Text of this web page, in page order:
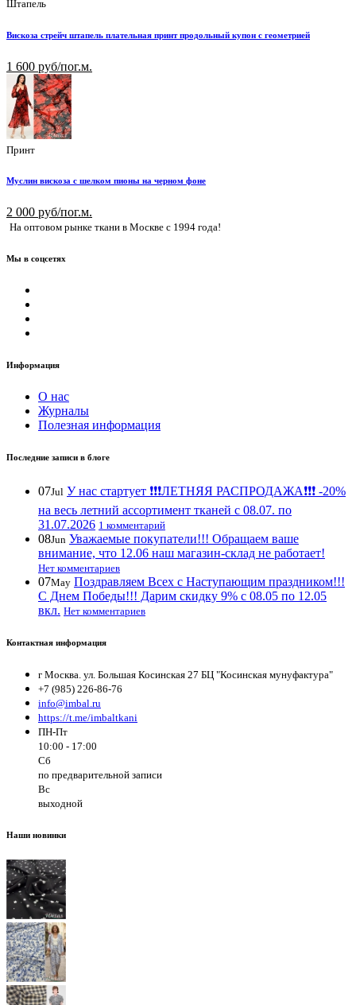
Штапель
Вискоза стрейч штапель плательная принт продольный купон с геометрией
1 600 руб/пог.м.
Принт
Муслин вискоза с шелком пионы на черном фоне
2 000 руб/пог.м.
На оптовом рынке ткани в Москве с 1994 года!
Мы в соцсетях
Информация
О нас
Журналы
Полезная информация
Последние записи в блоге
07Jul У нас стартует ❗️❗️❗️ЛЕТНЯЯ РАСПРОДАЖА❗️❗️❗️ -20%
на весь летний ассортимент тканей с 08.07. по
31.07.2026 1 комментарий
08Jun Уважаемые покупатели!!! Обращаем ваше
внимание, что 12.06 наш магазин-склад не работает!
Нет комментариев
07May Поздравляем Всех с Наступающим праздником!!!
С Днем Победы!!! Дарим скидку 9% с 08.05 по 12.05
вкл. Нет комментариев
Контактная информация
г Москва. ул. Большая Косинская 27 БЦ "Косинская мунуфактура"
+7 (985) 226-86-76
info@imbal.ru
https://t.me/imbaltkani
ПН-Пт
10:00 - 17:00
Сб
по предварительной записи
Вс
выходной
Наши новинки